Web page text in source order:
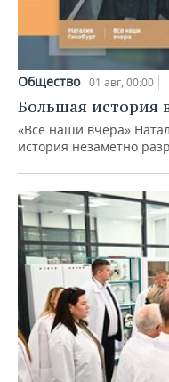
Общество 01 авг, 00:00
Большая история
«Все наши вчера»
история незаметно